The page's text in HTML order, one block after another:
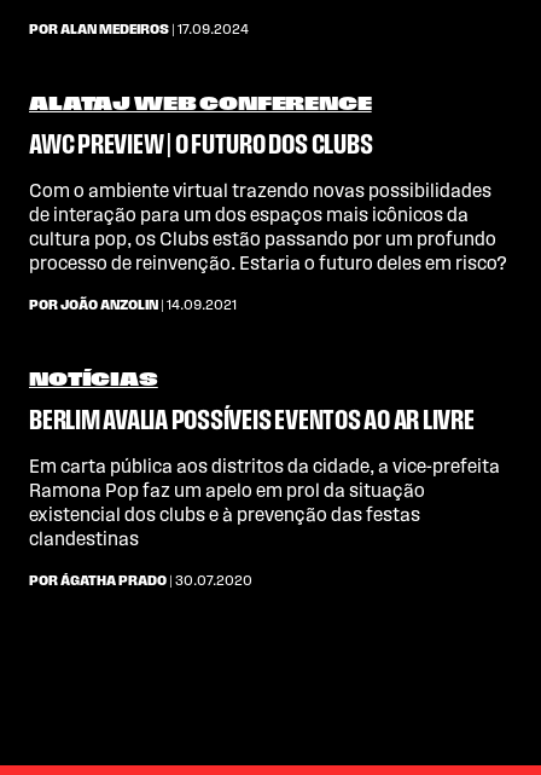
POR ALAN MEDEIROS | 17.09.2024
ALATAJ WEB CONFERENCE
AWC PREVIEW | O FUTURO DOS CLUBS
Com o ambiente virtual trazendo novas possibilidades
de interação para um dos espaços mais icônicos da
cultura pop, os Clubs estão passando por um profundo
processo de reinvenção. Estaria o futuro deles em risco?
POR JOÃO ANZOLIN | 14.09.2021
NOTÍCIAS
BERLIM AVALIA POSSÍVEIS EVENTOS AO AR LIVRE
Em carta pública aos distritos da cidade, a vice-prefeita
Ramona Pop faz um apelo em prol da situação
existencial dos clubs e à prevenção das festas
clandestinas
POR ÁGATHA PRADO | 30.07.2020